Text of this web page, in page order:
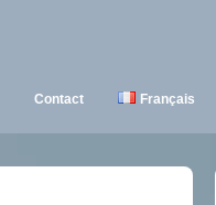
Contact Français